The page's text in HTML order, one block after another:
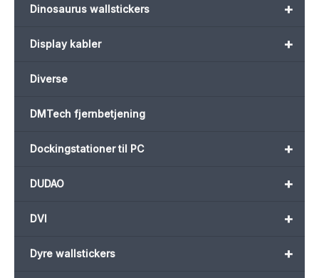
+
Dinosaurus wallstickers
+
Display kabler
Diverse
DMTech fjernbetjening
+
Dockingstationer til PC
+
DUDAO
+
DVI
+
Dyre wallstickers